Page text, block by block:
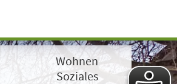
Wohnen
Soziales